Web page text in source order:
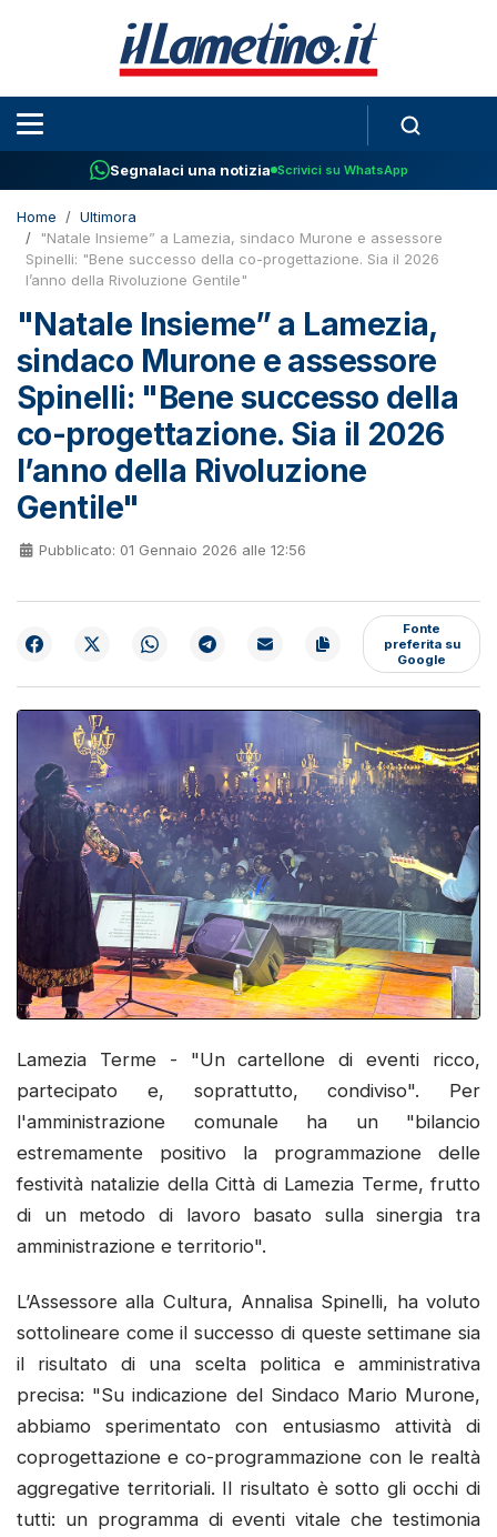
Segnalaci una notizia Scrivici su WhatsApp
Home
Ultimora
"Natale Insieme” a Lamezia, sindaco Murone e assessore
Spinelli: "Bene successo della co-progettazione. Sia il 2026
l’anno della Rivoluzione Gentile"
"Natale Insieme” a Lamezia,
sindaco Murone e assessore
Spinelli: "Bene successo della
co-progettazione. Sia il 2026
l’anno della Rivoluzione
Gentile"
Pubblicato: 01 Gennaio 2026 alle 12:56
Fonte
preferita su
Google
Lamezia Terme - "Un cartellone di eventi ricco,
partecipato e, soprattutto, condiviso". Per
l'amministrazione comunale ha un "bilancio
estremamente positivo la programmazione delle
festività natalizie della Città di Lamezia Terme, frutto
di un metodo di lavoro basato sulla sinergia tra
amministrazione e territorio".
L’Assessore alla Cultura, Annalisa Spinelli, ha voluto
sottolineare come il successo di queste settimane sia
il risultato di una scelta politica e amministrativa
precisa: "Su indicazione del Sindaco Mario Murone,
abbiamo sperimentato con entusiasmo attività di
coprogettazione e co-programmazione con le realtà
aggregative territoriali. Il risultato è sotto gli occhi di
tutti: un programma di eventi vitale che testimonia